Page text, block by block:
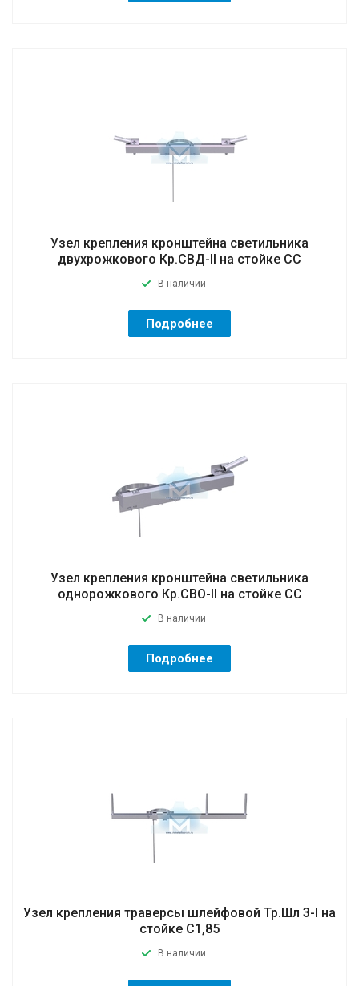
Узел крепления кронштейна светильника
двухрожкового Кр.СВД-II на стойке CC
В наличии
Подробнее
Узел крепления кронштейна светильника
однорожкового Кр.СВО-II на стойке CC
В наличии
Подробнее
Узел крепления траверсы шлейфовой Тр.Шл 3-I на
стойке C1,85
В наличии